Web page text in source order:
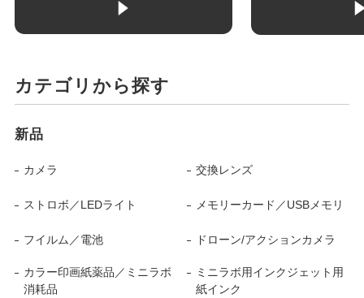
カテゴリから探す
新品
カメラ 交換レンズ
ストロボ／LEDライト メモリーカード／USBメモリ
フイルム／電池 ドローン/アクションカメラ
カラー印画紙薬品／ミニラボ
消耗品
ミニラボ用インクジェット用
紙インク